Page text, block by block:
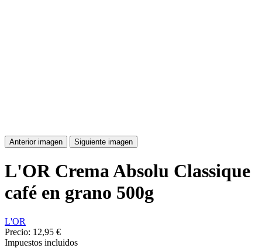
Anterior imagen Siguiente imagen
L'OR Crema Absolu Classique
café en grano 500g
L'OR
Precio: 12,95 €
Impuestos incluidos